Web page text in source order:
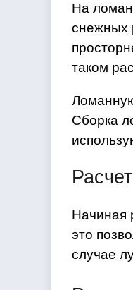
На
снежных
таком
Сборка
Начиная
это
случае